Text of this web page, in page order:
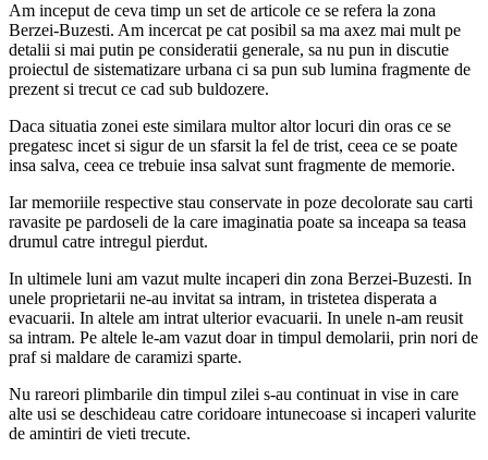
Am inceput de ceva timp un set de articole ce se refera la zona
Berzei-Buzesti. Am incercat pe cat posibil sa ma axez mai mult pe
detalii si mai putin pe consideratii generale, sa nu pun in discutie
proiectul de sistematizare urbana ci sa pun sub lumina fragmente de
prezent si trecut ce cad sub buldozere.
Daca situatia zonei este similara multor altor locuri din oras ce se
pregatesc incet si sigur de un sfarsit la fel de trist, ceea ce se poate
insa salva, ceea ce trebuie insa salvat sunt fragmente de memorie.
Iar memoriile respective stau conservate in poze decolorate sau carti
ravasite pe pardoseli de la care imaginatia poate sa inceapa sa teasa
drumul catre intregul pierdut.
In ultimele luni am vazut multe incaperi din zona Berzei-Buzesti. In
unele proprietarii ne-au invitat sa intram, in tristetea disperata a
evacuarii. In altele am intrat ulterior evacuarii. In unele n-am reusit
sa intram. Pe altele le-am vazut doar in timpul demolarii, prin nori de
praf si maldare de caramizi sparte.
Nu rareori plimbarile din timpul zilei s-au continuat in vise in care
alte usi se deschideau catre coridoare intunecoase si incaperi valurite
de amintiri de vieti trecute.